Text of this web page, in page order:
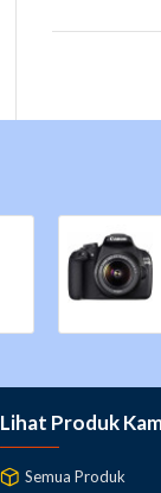
Lihat Produk
Semua Produk